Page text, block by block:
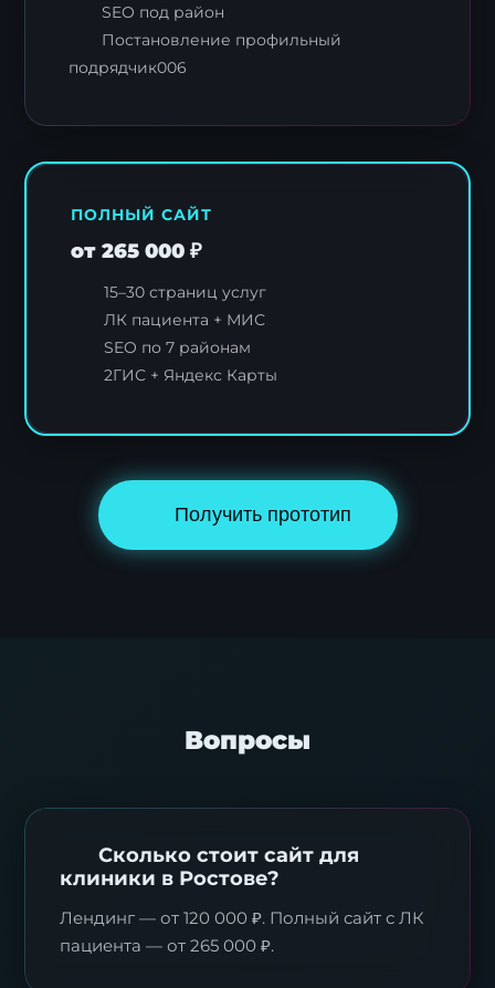
SEO под район
Постановление профильный
подрядчик006
ПОЛНЫЙ САЙТ
от 265 000 ₽
15–30 страниц услуг
ЛК пациента + МИС
SEO по 7 районам
2ГИС + Яндекс Карты
Получить прототип
Вопросы
Сколько стоит сайт для
клиники в Ростове?
Лендинг — от 120 000 ₽. Полный сайт с ЛК
пациента — от 265 000 ₽.